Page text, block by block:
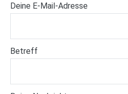
Deine E-Mail-Adresse
Betreff